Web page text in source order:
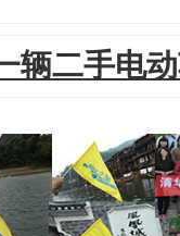
辆二手电